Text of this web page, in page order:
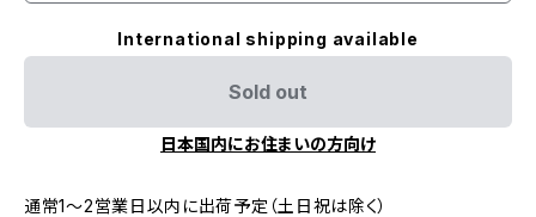
International shipping available
Sold out
日本国内にお住まいの方向け
通常1～2営業日以内に出荷予定（土日祝は除く）